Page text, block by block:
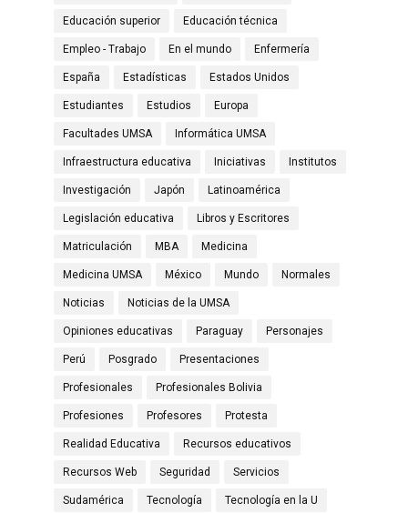
Educación superior Educación técnica
Empleo - Trabajo En el mundo Enfermería
España Estadísticas Estados Unidos
Estudiantes Estudios Europa
Facultades UMSA Informática UMSA
Infraestructura educativa Iniciativas Institutos
Investigación Japón Latinoamérica
Legislación educativa Libros y Escritores
Matriculación MBA Medicina
Medicina UMSA México Mundo Normales
Noticias Noticias de la UMSA
Opiniones educativas Paraguay Personajes
Perú Posgrado Presentaciones
Profesionales Profesionales Bolivia
Profesiones Profesores Protesta
Realidad Educativa Recursos educativos
Recursos Web Seguridad Servicios
Sudamérica Tecnología Tecnología en la U